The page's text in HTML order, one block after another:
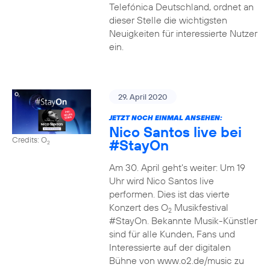
Telefónica Deutschland, ordnet an
dieser Stelle die wichtigsten
Neuigkeiten für interessierte Nutzer
ein.
Credits: O2
29. April 2020
JETZT NOCH EINMAL ANSEHEN:
Nico Santos live bei
#StayOn
Am 30. April geht’s weiter: Um 19
Uhr wird Nico Santos live
performen. Dies ist das vierte
Konzert des O2Musikfestival
#StayOn. Bekannte Musik-Künstler
sind für alle Kunden, Fans und
Interessierte auf der digitalen
Bühne von www.o2.de/music zu